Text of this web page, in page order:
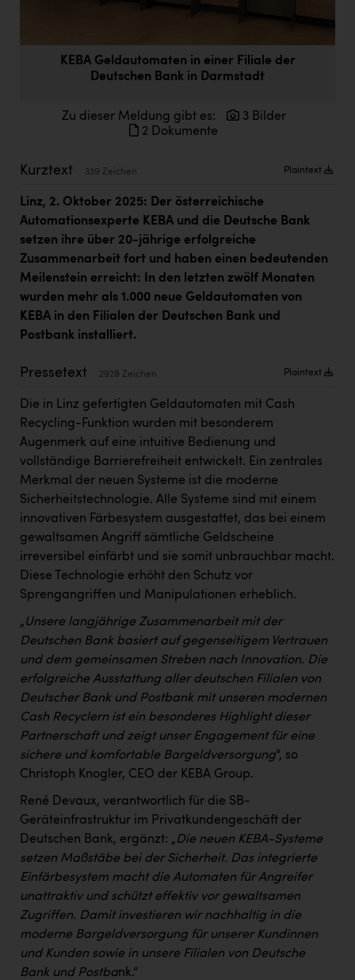
ERLUS AG
Immotech
INTERSPORT Austria
Jane Goodall Institute Austria
Kärcher
KEBA
KIWI Kinderwunsch Institut Dr. Loimer
KLIPP Frisör
Kleider Bauer
Kremsmüller Anlagenbau GmbH
Maximarkt
Oldtimer Raststationen und Motorhotels
Österreichischer Kachelofenverband
Orlen
Passage Linz
PEZ
PÜSPÖK
REMAX
RE/MAX Welcome
Resch&Frisch
RUBBLE MASTER
Ruderclub Wels
SCRI - Salzburg Cancer Research Institute
SCHMACHTL GmbH
KEBA Geldautomaten in einer Filiale der
Deutschen Bank in Darmstadt
Zu dieser Meldung gibt es:
3 Bilder
2 Dokumente
Kurztext 339 Zeichen Plaintext
Linz, 2. Oktober 2025: Der österreichische
Automationsexperte KEBA und die Deutsche Bank
setzen ihre über 20-jährige erfolgreiche
Zusammenarbeit fort und haben einen bedeutenden
Meilenstein erreicht: In den letzten zwölf Monaten
wurden mehr als 1.000 neue Geldautomaten von
KEBA in den Filialen der Deutschen Bank und
Postbank installiert.
Pressetext 2928 Zeichen Plaintext
Die in Linz gefertigten Geldautomaten mit Cash
Recycling-Funktion wurden mit besonderem
Augenmerk auf eine intuitive Bedienung und
vollständige Barrierefreiheit entwickelt. Ein zentrales
Merkmal der neuen Systeme ist die moderne
Sicherheitstechnologie. Alle Systeme sind mit einem
innovativen Färbesystem ausgestattet, das bei einem
gewaltsamen Angriff sämtliche Geldscheine
irreversibel einfärbt und sie somit unbrauchbar macht.
Diese Technologie erhöht den Schutz vor
Sprengangriffen und Manipulationen erheblich.
„Unsere langjährige Zusammenarbeit mit der
Deutschen Bank basiert auf gegenseitigem Vertrauen
und dem gemeinsamen Streben nach Innovation. Die
erfolgreiche Ausstattung aller deutschen Filialen von
Deutscher Bank und Postbank mit unseren modernen
Cash Recyclern ist ein besonderes Highlight dieser
Partnerschaft und zeigt unser Engagement für eine
sichere und komfortable Bargeldversorgung“, so
Christoph Knogler, CEO der KEBA Group.
René Devaux, verantwortlich für die SB-
Geräteinfrastruktur im Privatkundengeschäft der
Deutschen Bank, ergänzt: „Die neuen KEBA-Systeme
setzen Maßstäbe bei der Sicherheit. Das integrierte
Einfärbesystem macht die Automaten für Angreifer
unattraktiv und schützt effektiv vor gewaltsamen
Zugriffen. Damit investieren wir nachhaltig in die
moderne Bargeldversorgung für unserer Kundinnen
und Kunden sowie in unsere Filialen von Deutsche
Bank und Postbank.“